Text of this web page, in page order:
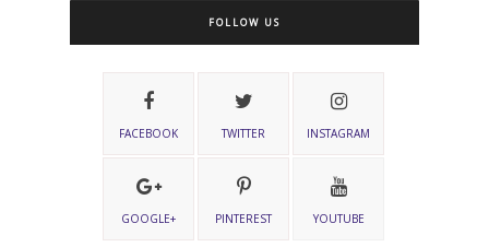
FOLLOW US
FACEBOOK TWITTER INSTAGRAM
GOOGLE+ PINTEREST YOUTUBE